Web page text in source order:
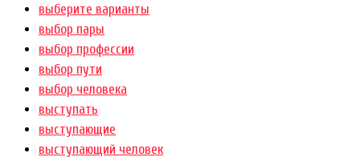
выберите варианты
выбор пары
выбор профессии
выбор пути
выбор человека
выступать
выступающие
выступающий человек